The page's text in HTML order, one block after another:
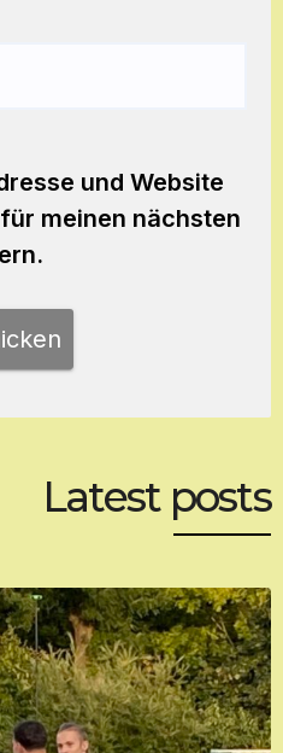
und Website
meinen nächsten
Latest posts